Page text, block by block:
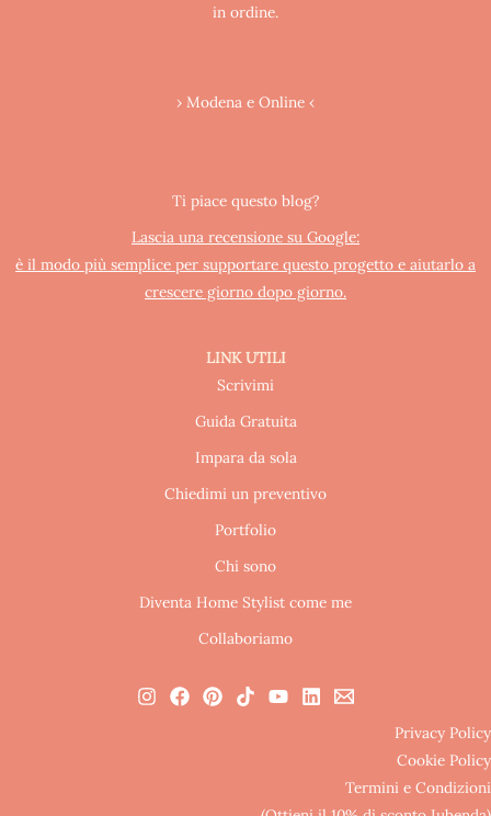
in ordine.
› Modena e Online ‹
Ti piace questo blog?
Lascia una recensione su Google:
è il modo più semplice per supportare questo progetto e aiutarlo a
crescere giorno dopo giorno.
LINK UTILI
Scrivimi
Guida Gratuita
Impara da sola
Chiedimi un preventivo
Portfolio
Chi sono
Diventa Home Stylist come me
Collaboriamo
Privacy Policy
Cookie Policy
Termini e Condizioni